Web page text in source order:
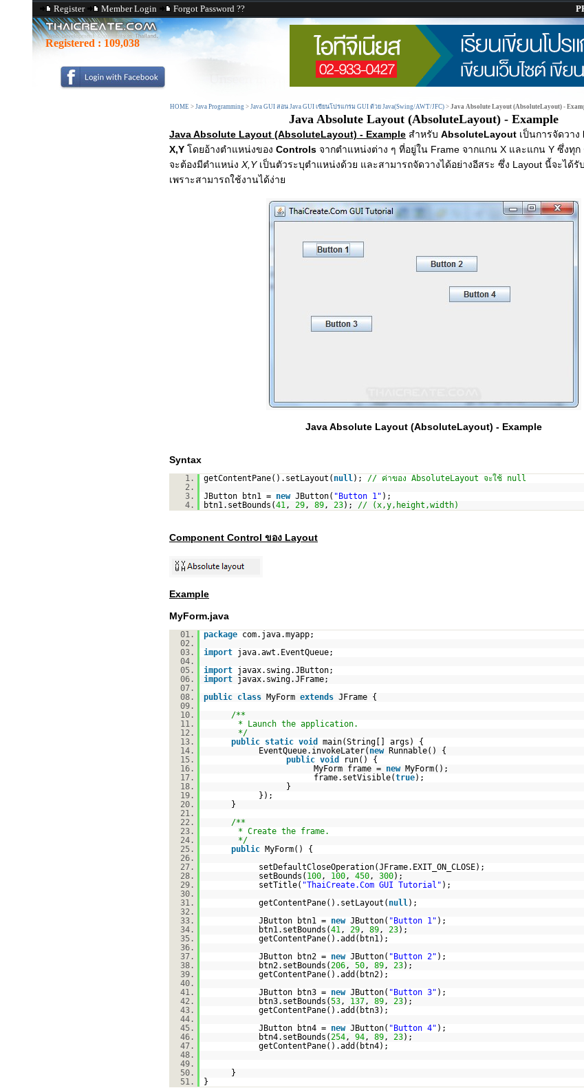
Register Member Login Forgot Password ??
Registered : 109,038
HOME > Java Programming > Java GUI สอน Java GUI เขียนโปรแกรม GUI ด้วย Java(Swing/AWT/JFC) > Java Absolute Layout (AbsoluteLayout) -
Java Absolute Layout (AbsoluteLayout) - Example
Java Absolute Layout (AbsoluteLayout) - Example สำหรับ AbsoluteLayout เป็นการจัดวาง
X,Y โดยอ้างตำแหน่งของ Controls จากตำแหน่งต่าง ๆ ที่อยู่ใน Frame จากแกน X และแกน Y ซึ่งทุก
จะต้องมีตำแหน่ง X,Y เป็นตัวระบุตำแหน่งด้วย และสามารถจัดวางได้อย่างอีสระ ซึ่ง Layout นี้จะได้
เพราะสามารถใช้งานได้ง่าย
Java Absolute Layout (AbsoluteLayout) - Example
Syntax
1. getContentPane().setLayout( null);
// ค่าของ AbsoluteLayout จะใช้ null
2.
3.
JButton btn1 = new JButton( "Button 1" );
4.
btn1.setBounds(41, 29, 89, 23); // (x,y,height,width)
Component Control ของ Layout
Example
MyForm.java
01. package
com.java.myapp;
02.
03.
import
java.awt.EventQueue;
04.
05.
import
javax.swing.JButton;
06.
import
javax.swing.JFrame;
07.
08.
public class MyForm extends JFrame {
09.
10.
/**
11.
* Launch the application.
12.
*/
13.
public static void
main(String[] args) {
14.
EventQueue.invokeLater( new
Runnable() {
15.
public void
run() {
16.
MyForm frame = new
MyForm();
17.
frame.setVisible(true);
18.
}
19.
});
20.
}
21.
22.
/**
23.
* Create the frame.
24.
*/
25.
public
MyForm() {
26.
27.
setDefaultCloseOperation(JFrame.EXIT_ON_CLOSE);
28.
setBounds( 100, 100, 450, 300);
29.
setTitle( "ThaiCreate.Com GUI Tutorial" );
30.
31.
getContentPane().setLayout( null);
32.
33.
JButton btn1 = new JButton( "Button 1" );
34.
btn1.setBounds(41, 29, 89, 23);
35.
getContentPane().add(btn1);
36.
37.
JButton btn2 = new JButton( "Button 2" );
38.
btn2.setBounds(206, 50, 89, 23);
39.
getContentPane().add(btn2);
40.
41.
JButton btn3 = new JButton( "Button 3" );
42.
btn3.setBounds(53, 137, 89, 23);
43.
getContentPane().add(btn3);
44.
45.
JButton btn4 = new JButton( "Button 4" );
46.
btn4.setBounds(254, 94, 89, 23);
47.
getContentPane().add(btn4);
48.
49.
50.
}
51.
}